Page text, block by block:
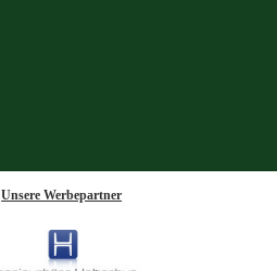
Unsere Werbepartner